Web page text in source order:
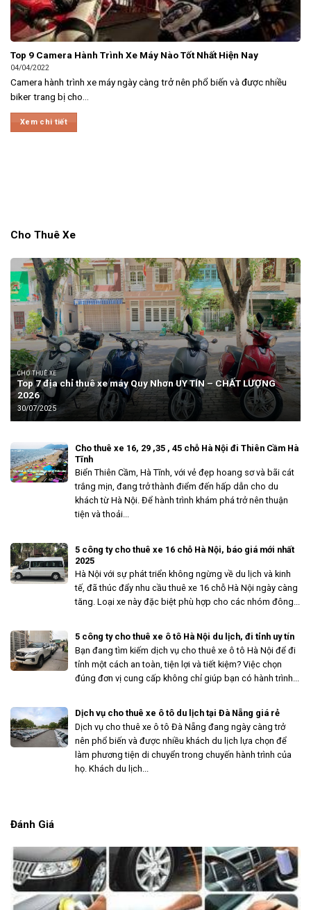
Top 9 Camera Hành Trình Xe Máy Nào Tốt Nhất Hiện Nay
04/04/2022
Camera hành trình xe máy ngày càng trở nên phổ biến và được nhiều
biker trang bị cho...
Xem chi tiết
Cho Thuê Xe
CHO THUÊ XE
Top 7 địa chỉ thuê xe máy Quy Nhơn UY TÍN – CHẤT LƯỢNG
2026
30/07/2025
Cho thuê xe 16, 29 ,35 , 45 chỗ Hà Nội đi Thiên Cầm Hà
Tĩnh
Biển Thiên Cầm, Hà Tĩnh, với vẻ đẹp hoang sơ và bãi cát
trắng mịn, đang trở thành điểm đến hấp dẫn cho du
khách từ Hà Nội. Để hành trình khám phá trở nên thuận
tiện và thoải...
5 công ty cho thuê xe 16 chỗ Hà Nội, báo giá mới nhất
2025
Hà Nội với sự phát triển không ngừng về du lịch và kinh
tế, đã thúc đẩy nhu cầu thuê xe 16 chỗ Hà Nội ngày càng
tăng. Loại xe này đặc biệt phù hợp cho các nhóm đông...
5 công ty cho thuê xe ô tô Hà Nội du lịch, đi tỉnh uy tín
Bạn đang tìm kiếm dịch vụ cho thuê xe ô tô Hà Nội để đi
tỉnh một cách an toàn, tiện lợi và tiết kiệm? Việc chọn
đúng đơn vị cung cấp không chỉ giúp bạn có hành trình...
Dịch vụ cho thuê xe ô tô du lịch tại Đà Nẵng giá rẻ
Dịch vụ cho thuê xe ô tô Đà Nẵng đang ngày càng trở
nên phổ biến và được nhiều khách du lịch lựa chọn để
làm phương tiện di chuyển trong chuyến hành trình của
họ. Khách du lịch...
Đánh Giá